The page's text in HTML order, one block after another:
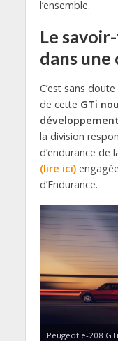
l’ensemble.
Le
dans une
C’est sans
de cette GTi
la division
d’endurance de
(lire ici)
d’Endurance.
Peugeot e-208 GTi